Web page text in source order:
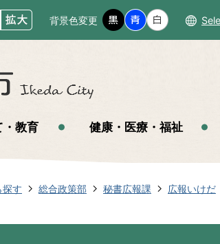
背景色変更
・教育 健康・医療・福祉
探す 総合政策部 秘書広報課 広報いけだ